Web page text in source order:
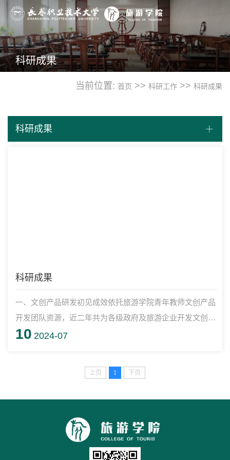
科研成果
当前位置: 首页 >> 科研工作 >> 科研成果
科研成果
科研成果
一、文创产品研发初见成效依托旅游学院青年教师文创产品
开发团队资源，近二年共为各级政府及旅游企业开发文创产
品超过60件，参加由省总工会和省文旅厅主办的二场文创设
监管厅、长春汽博会、A级景区活动、冰雪产业博览会等政
10 2024-07
上页 1 下页